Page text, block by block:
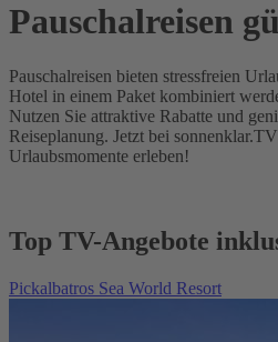
Pauschalreisen
Pauschalreisen bieten stressfreien
Hotel in einem Paket kombiniert
Nutzen Sie attraktive Rabatte und
Reiseplanung. Jetzt bei
Urlaubsmomente erleben!
Top TV-Angebote
Pickalbatros Sea World Resort